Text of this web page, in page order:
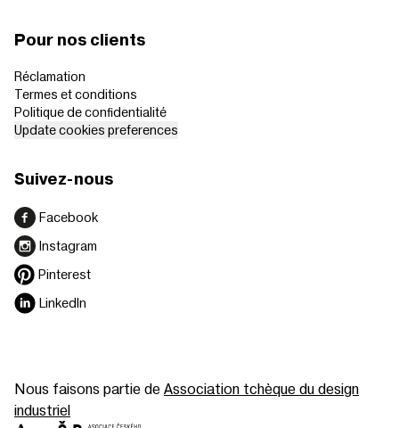
Pour nos clients
Réclamation
Termes et conditions
Politique de confidentialité
Update cookies preferences
Suivez-nous
Facebook
Instagram
Pinterest
LinkedIn
Nous faisons partie deAssociation tchèque du design
industriel